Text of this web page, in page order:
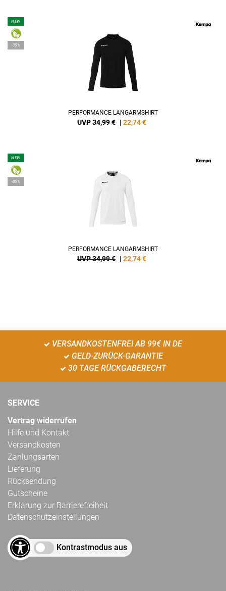
NEW
-35%
PERFORMANCE LANGARMSHIRT
UVP 34,99 € | 22,74€
NEW
-35%
PERFORMANCE LANGARMSHIRT
UVP 34,99 € | 22,74€
VERSANDKOSTENFREI AB 99€ IN DE
GELD-ZURÜCK-GARANTIE
30 TAGE RÜCKGABERECHT
SERVICE
Vertrag widerrufen
Hilfe und Kontakt
Versandkosten
Zahlungsarten
Lieferung
Rücksendung
Gutscheine
Erklärung zur Barrierefreiheit
Datenschutzeinstellungen
Kontrastmodus aus